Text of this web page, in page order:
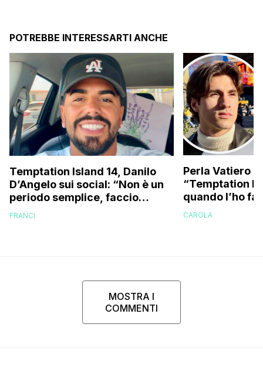
POTREBBE INTERESSARTI ANCHE
Temptation Island 14, Danilo
D’Angelo sui social: “Non è un
periodo semplice, faccio
fatica…”
FRANCI
Perla Vatiero
“Temptation
quando l’ho
a guardarlo
CAROLA
MOSTRA I
COMMENTI